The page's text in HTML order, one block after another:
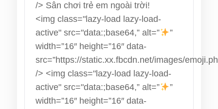
/> Sân chơi trẻ em ngoài trời!
<img class="lazy-load lazy-load-
active" src="data:;base64,” alt=”
”
width=”16″ height=”16″ data-
src=”https://static.xx.fbcdn.net/images/
/> <img class="lazy-load lazy-load-
active" src="data:;base64,” alt=”
”
width=”16″ height=”16″ data-